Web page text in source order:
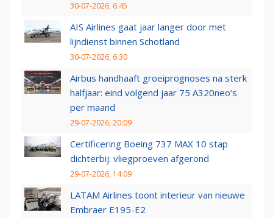
30-07-2026, 6:45
AIS Airlines gaat jaar langer door met
lijndienst binnen Schotland
30-07-2026, 6:30
Airbus handhaaft groeiprognoses na sterk
halfjaar: eind volgend jaar 75 A320neo’s
per maand
29-07-2026, 20:09
Certificering Boeing 737 MAX 10 stap
dichterbij: vliegproeven afgerond
29-07-2026, 14:09
LATAM Airlines toont interieur van nieuwe
Embraer E195-E2